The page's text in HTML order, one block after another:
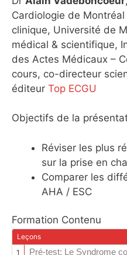
Cardiologie de
clinique, Université de
médical & scientifique,
des Actes Médicaux –
cours, co-directeur
éditeur Top ECGU
Objectifs de la
Réviser les plus
sur la prise en
Comparer les
AHA / ESC
Formation Contenu
Leçons
1
Pré-test: Le Syndrome